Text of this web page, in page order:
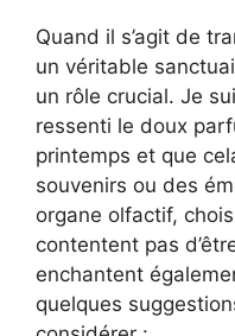
Quand il s’agit de
un véritable
un rôle crucial. Je
ressenti le doux
printemps et que
souvenirs ou des
organe olfactif,
contentent pas
enchantent
quelques